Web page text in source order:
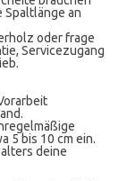
Spaltlänge an
oder frage
Servicezugang
5 bis 10 cm ein.
deine